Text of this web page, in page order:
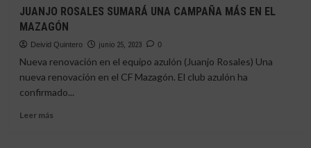
CON
EL
MAZAGÓN
JUANJO ROSALES SUMARÁ UNA CAMPAÑA MÁS EN EL
MAZAGÓN
Deivid Quintero junio 25, 2023 0
Nueva renovación en el equipo azulón (Juanjo Rosales) Una
nueva renovación en el CF Mazagón. El club azulón ha
confirmado...
Leer másLeer